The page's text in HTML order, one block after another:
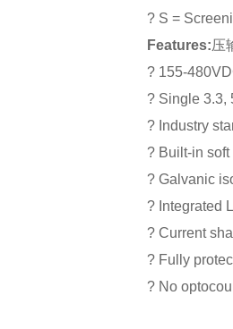
? S =
Features:压
? 155-
? Single 3.3,
? Industry
? Built-in soft
? Galvanic
? Integrated
? Current
? Fully
? No